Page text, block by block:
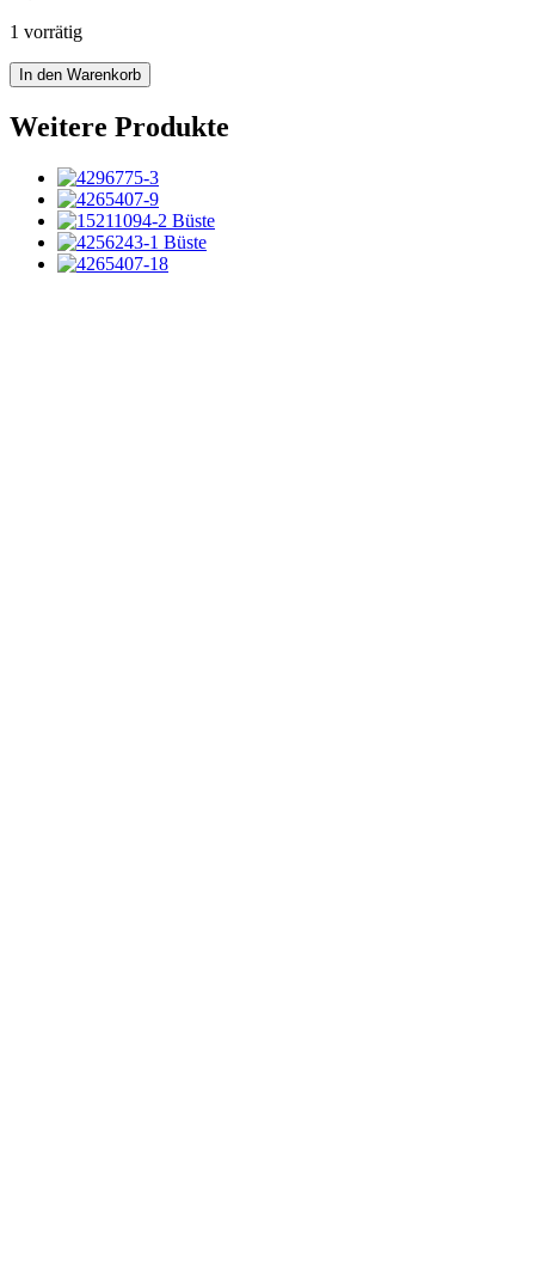
1 vorrätig
Fliege
Seide
Kleinmuster
orange
grün
Menge
In den Warenkorb
Weitere Produkte